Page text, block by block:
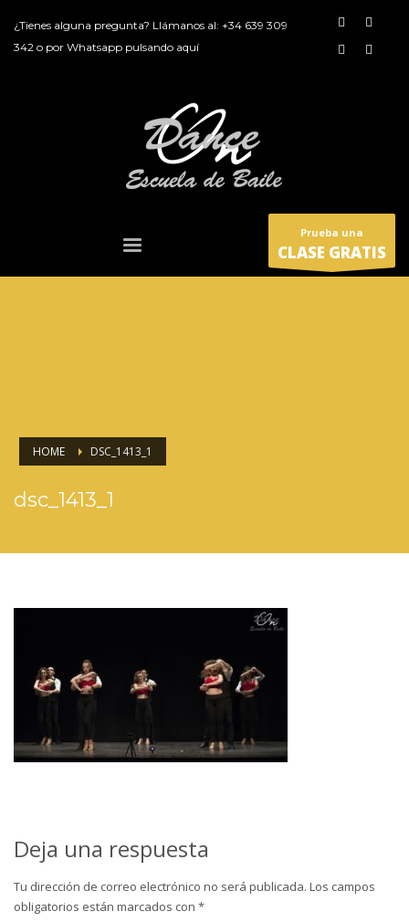
¿Tienes alguna pregunta? Llámanos al: +34 639 309
342 o por Whatsapp pulsando aquí
Prueba una
CLASE GRATIS
HOME DSC_1413_1
dsc_1413_1
Deja una respuesta
Tu dirección de correo electrónico no será publicada. Los campos
obligatorios están marcados con *